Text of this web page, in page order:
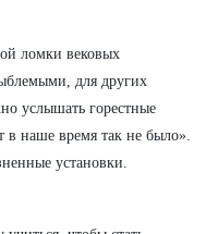
ломки вековых
для других
услышать горестные
в наше время так не было».
установки.